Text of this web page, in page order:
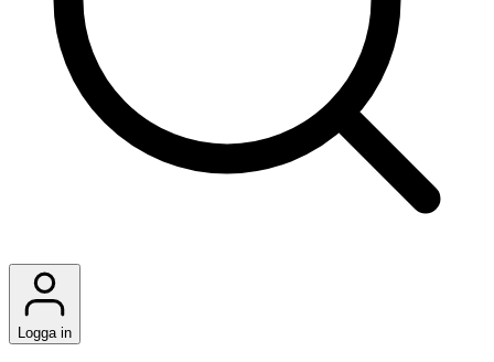
Logga in